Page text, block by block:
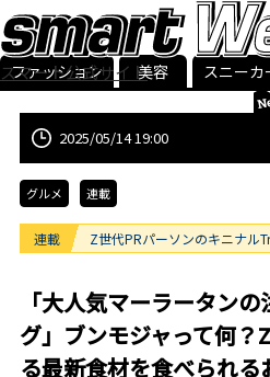
スマート公式サイト
ファッション 美容 スニーカ
2025/05/14 19:00
グルメ 連載
連載 Z世代PRパーソンのキニナル
「大人気マーラータン
グ」ブンモジャって何？
る最新食材を食べられる